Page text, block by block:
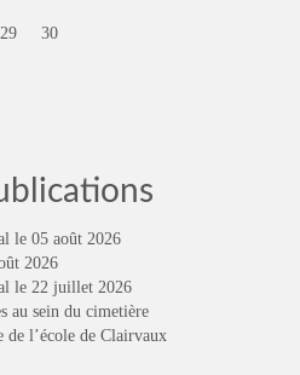
29 30
le 05 août 2026
2026
le 22 juillet 2026
au sein du cimetière
l’école de Clairvaux